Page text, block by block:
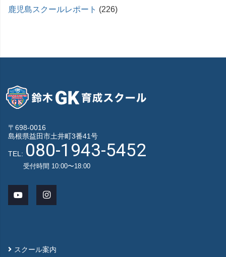
鹿児島スクールレポート (226)
〒698-0016
島根県益田市土井町3番41号
TEL: 080-1943-5452
受付時間 10:00〜18:00
スクール案内